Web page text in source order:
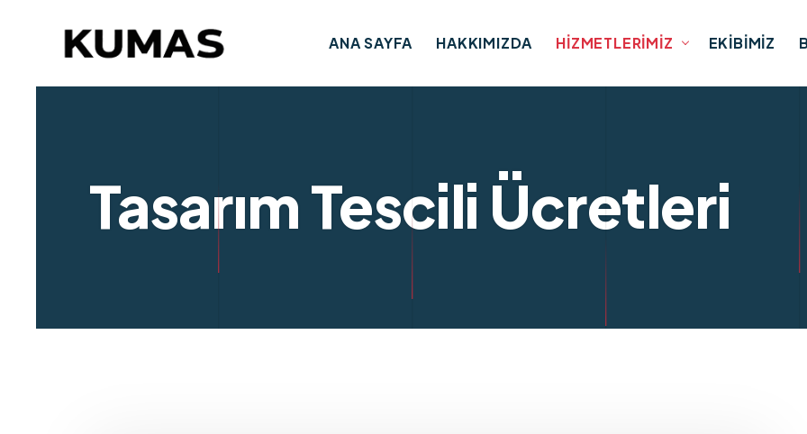
ANA SAYFA HAKKIMIZDA HIZMETLERIMIZ EKIBIMIZ
Tasarım Tescili Ücretleri